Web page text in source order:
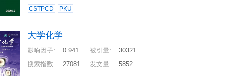
CSTPCD PKU
大学化学
影响因子: 0.941 被引量:
30321
搜索指数: 27081 发文量: 5852